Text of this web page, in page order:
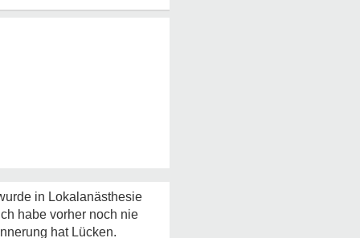
in Lokalanästhesie
habe vorher noch nie
hat Lücken.